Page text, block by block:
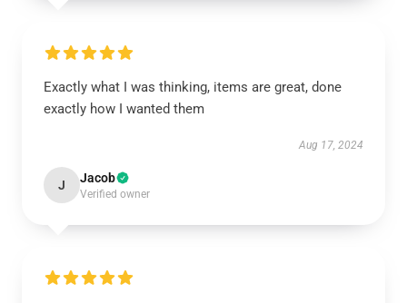
Exactly what I was thinking, items are great, done
exactly how I wanted them
Aug 17, 2024
J Jacob
Verified owner